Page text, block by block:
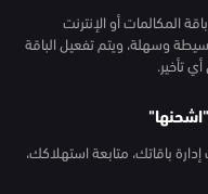
المكالمات أو الإنترنت
وسهلة، ويتم تفعيل الباقة
تأخير.
باقاتك، متابعة استهلاكك،